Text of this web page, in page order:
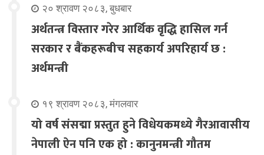
२० श्रावण २०८३, बुधबार
अर्थतन्त्र विस्तार गरेर आर्थिक वृद्धि हासिल गर्न
सरकार र बैंकहरूबीच सहकार्य अपरिहार्य छ :
अर्थमन्त्री
१९ श्रावण २०८३, मंगलवार
यो वर्ष संसद्मा प्रस्तुत हुने विधेयकमध्ये गैरआवासीय
नेपाली ऐन पनि एक हो : कानुनमन्त्री गौतम